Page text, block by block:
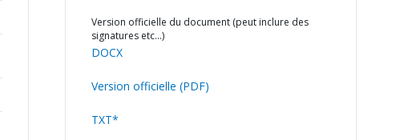
Version officielle du document (peut inclure des
signatures etc…)
DOCX
Version officielle (PDF)
TXT*